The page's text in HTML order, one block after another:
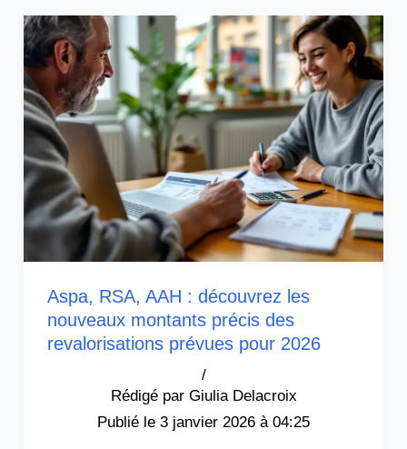
Aspa, RSA, AAH : découvrez les
nouveaux montants précis des
revalorisations prévues pour 2026
Giulia Delacroix
/
3 janvier 2026 à 04:25